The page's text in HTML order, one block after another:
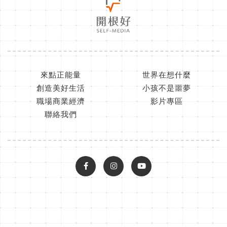
來點正能量
世界在想什麼
創造美好生活
小孩不是噩夢
職場商業經濟
影片專區
聯絡我們